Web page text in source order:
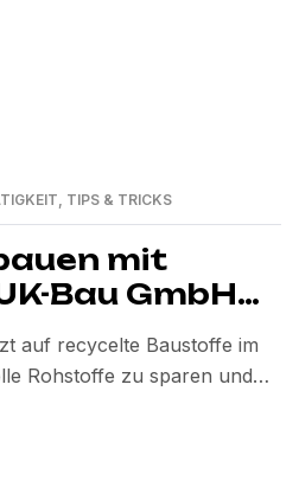
, TIPS & TRICKS
mit
Bau GmbH
Baustoffe
auf recycelte Baustoffe im
Rohstoffe zu sparen und
Beton werden